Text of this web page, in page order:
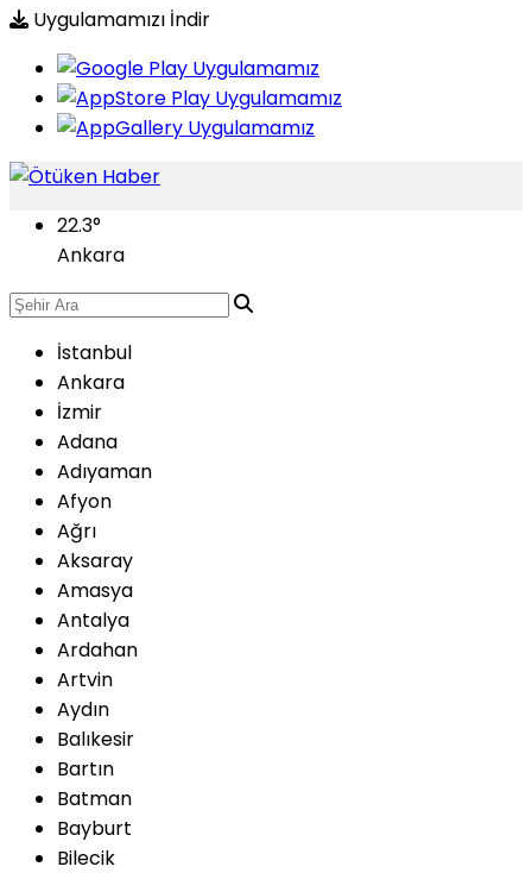
Uygulamamızı İndir
22.3°
Ankara
İstanbul
Ankara
İzmir
Adana
Adıyaman
Afyon
Ağrı
Aksaray
Amasya
Antalya
Ardahan
Artvin
Aydın
Balıkesir
Bartın
Batman
Bayburt
Bilecik